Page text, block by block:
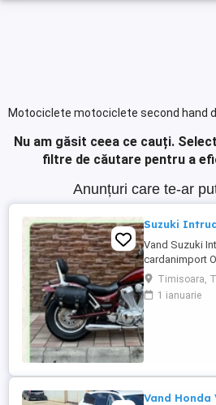
Motociclete motociclete second hand
Nu am găsit ceea ce cauți.
filtre de căutare pentru a
Anunțuri care te-ar
Suzuki
Vand Suzuki
cardanimport
inmatriculat RO
la
diferenta
Timisoara,
1 ianuarie
Vand Honda